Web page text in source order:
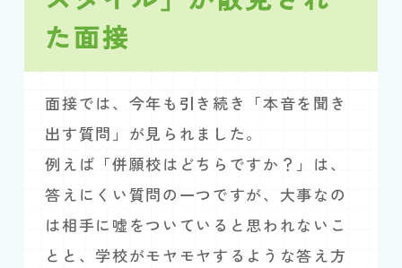
た面接
面接では、今年も引き続き「本音を聞き
出す質問」が見られました。
例えば「併願校はどちらですか？」は、
答えにくい質問の一つですが、大事なの
は相手に嘘をついていると思われないこ
とと、学校がモヤモヤするような答え方